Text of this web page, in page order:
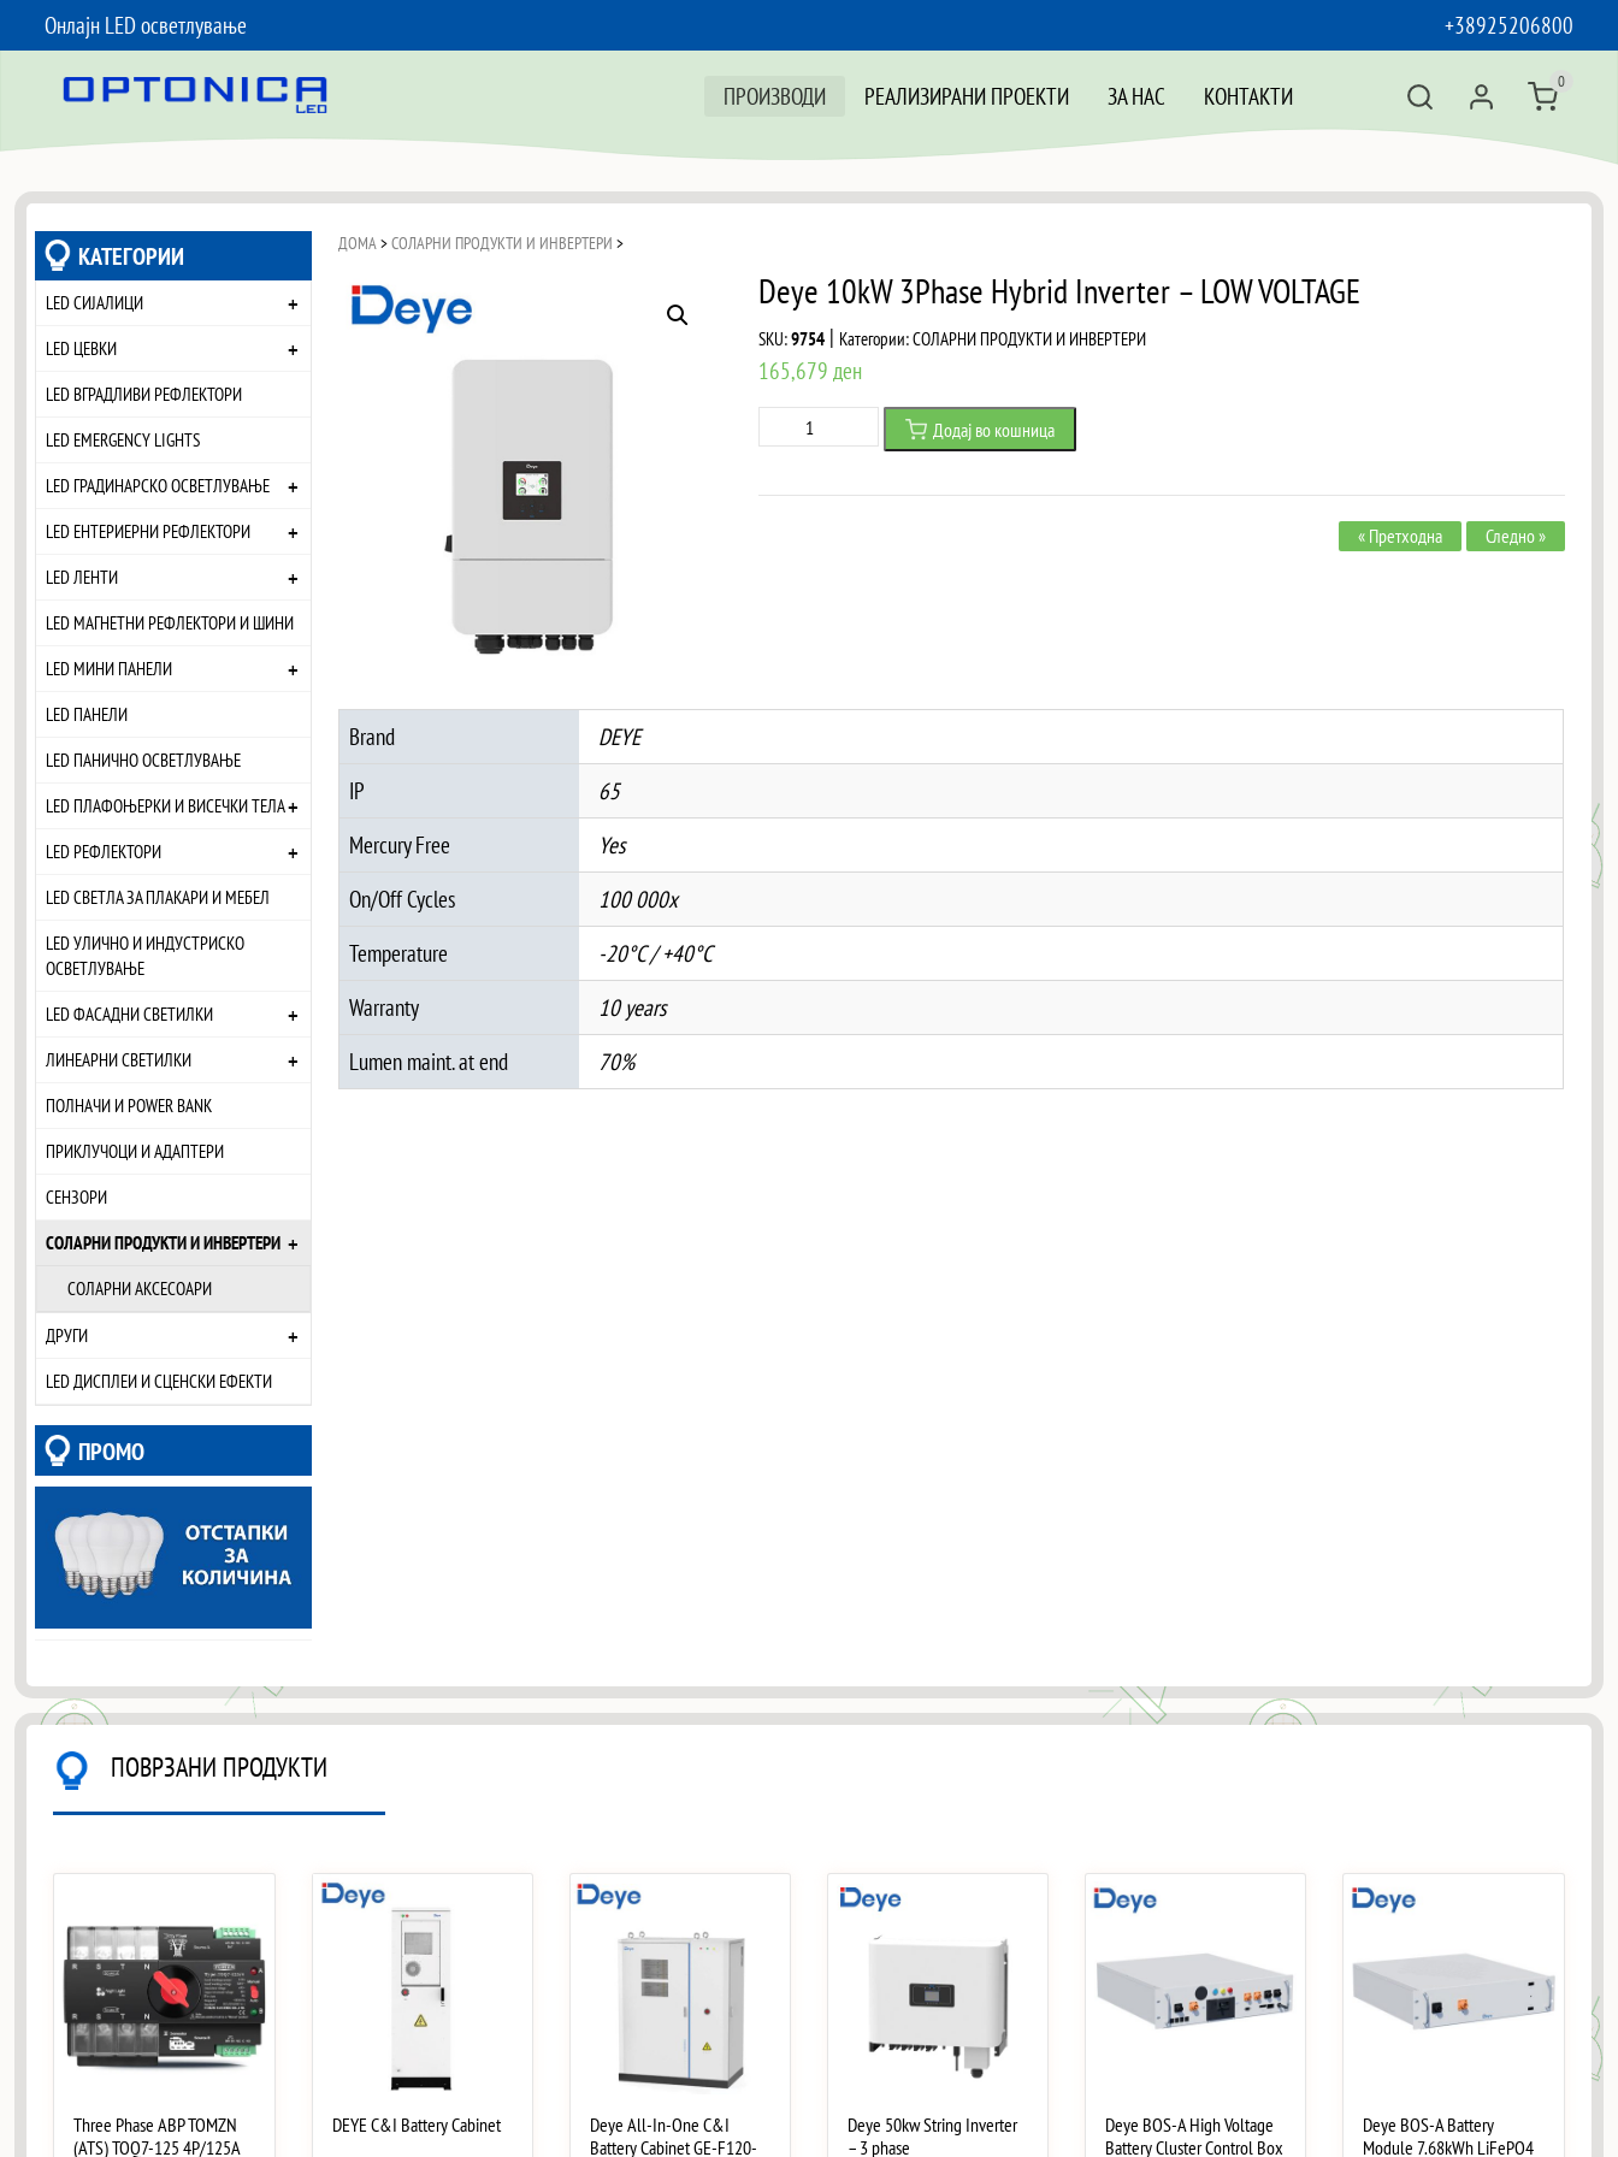
Онлајн LED осветлување
+38925206800
ПРОИЗВОДИ
РЕАЛИЗИРАНИ ПРОЕКТИ ЗА НАС КОНТАКТИ 0
КАТЕГОРИИ
LED СИЈАЛИЦИ +
LED ЦЕВКИ +
LED ВГРАДЛИВИ РЕФЛЕКТОРИ
LED EMERGENCY LIGHTS
LED ГРАДИНАРСКО ОСВЕТЛУВАЊЕ
+
LED ЕНТЕРИЕРНИ РЕФЛЕКТОРИ +
LED ЛЕНТИ +
LED МАГНЕТНИ РЕФЛЕКТОРИ И ШИНИ
LED МИНИ ПАНЕЛИ
+
LED ПАНЕЛИ
LED ПАНИЧНО ОСВЕТЛУВАЊЕ
LED ПЛАФОЊЕРКИ И ВИСЕЧКИ ТЕЛА+
LED РЕФЛЕКТОРИ +
LED СВЕТЛА ЗА ПЛАКАРИ И МЕБЕЛ
LED УЛИЧНО И ИНДУСТРИСКО
ОСВЕТЛУВАЊЕ
LED ФАСАДНИ СВЕТИЛКИ
+
ЛИНЕАРНИ СВЕТИЛКИ +
ПОЛНАЧИ И POWER BANK
ПРИКЛУЧОЦИ И АДАПТЕРИ
СЕНЗОРИ
СОЛАРНИ ПРОДУКТИ И ИНВЕРТЕРИ
СОЛАРНИ АКСЕСОАРИ
+
ДРУГИ +
LED ДИСПЛЕИ И СЦЕНСКИ ЕФЕКТИ
ПРОМО
ДОМА >СОЛАРНИ ПРОДУКТИ И ИНВЕРТЕРИ >
Deye 10kW 3Phase Hybrid Inverter – LOW VOLTAGE
SKU:9754 | Категории:СОЛАРНИ ПРОДУКТИ И ИНВЕРТЕРИ
165,679ден
10kW
3Phase
Додај во кошница
« Претходна Следно »
Brand
DEYE
IP
65
Mercury Free
Yes
On/Off Cycles
100 000x
Temperature
-20°C / +40°C
Warranty
10 years
Lumen maint. at end
70%
ПОВРЗАНИ ПРОДУКТИ
Three Phase АВР TOMZN
(ATS) TOQ7-125 4P/125A
DEYE C&I Battery Cabinet
Deye All-In-One C&I
Battery Cabinet GE-F120-
Deye 50kw String Inverter
– 3 phase
Deye BOS-A High Voltage
Battery Cluster Control Box
Deye BOS-A Battery
Module 7.68kWh LiFePO4